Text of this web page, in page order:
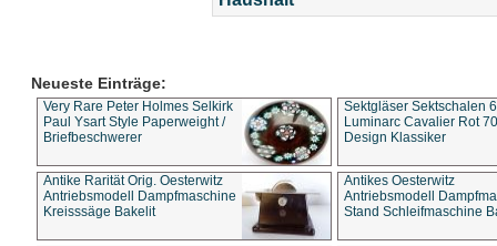
Neueste Einträge:
Very Rare Peter Holmes Selkirk
Paul Ysart Style Paperweight /
Briefbeschwerer
Sektgläser Sektschalen
Luminarc Cavalier Rot
Design Klassiker
Antike Rarität Orig. Oesterwitz
Antriebsmodell Dampfmaschine
Kreisssäge Bakelit
Antikes Oesterwitz
Antriebsmodell
Stand Schleifmaschine